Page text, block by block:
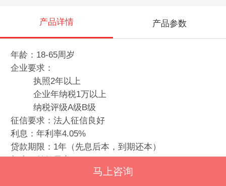
产品详情 产品参数
年龄：18-65周岁
企业要求：
执照2年以上
企业年纳税1万以上
纳税评级A级B级
征信要求：法人征信良好
利息：年利率4.05%
贷款期限：1年（先息后本，到期还本）
马上咨询